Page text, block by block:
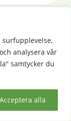
analysera vår
samtycker du
Acceptera alla